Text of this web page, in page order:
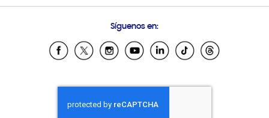
Samsung Ecuador
Samsung El Salvador
Samsung Honduras
Samsung Nicaragua
Síguenos en: